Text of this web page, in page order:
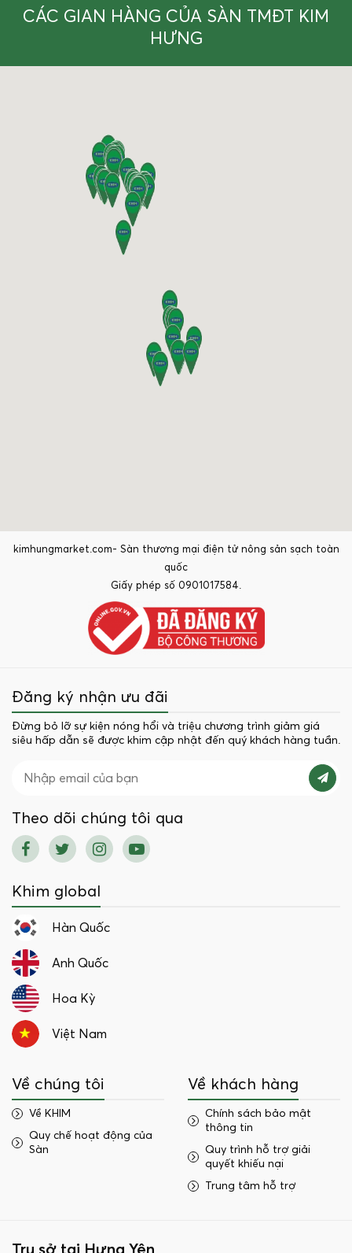
CÁC GIAN HÀNG CỦA SÀN TMĐT KIM
HƯNG
kimhungmarket.com- Sàn thương mại điện tử nông sản sạch toàn
quốc
Giấy phép số 0901017584.
Đăng ký nhận ưu đãi
Đừng bỏ lỡ sự kiện nóng hổi và triệu chương trình giảm giá
siêu hấp dẫn sẽ được khim cập nhật đến quý khách hàng tuần.
Theo dõi chúng tôi qua
Khim global
Hàn Quốc
Anh Quốc
Hoa Kỳ
Việt Nam
Về chúng tôi
Về KHIM
Quy chế hoạt động của
Sàn
Về khách hàng
Chính sách bảo mật
thông tin
Quy trình hỗ trợ giải
quyết khiếu nại
Trung tâm hỗ trợ